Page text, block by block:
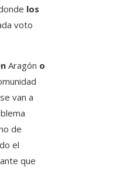
los
voto
Aragón o
van a
de
el
que